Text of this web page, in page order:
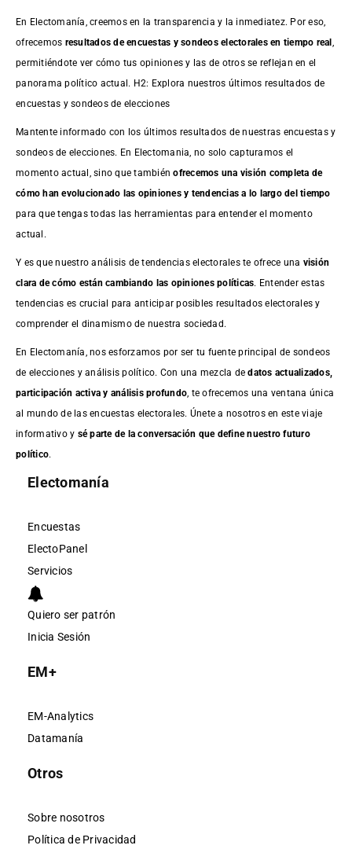
En Electomanía, creemos en la transparencia y la inmediatez. Por eso,
ofrecemos resultados deencuestas y sondeos electorales en tiempo real ,
permitiéndote ver cómo tus opiniones y las de otros se reflejan en el
panorama político actual. H2: Explora nuestros últimos resultados de
encuestas y sondeos de elecciones
Mantente informado con los últimos resultados de nuestras encuestasy
sondeos de elecciones. En Electomania, no solo capturamos el
momento actual, sino que tambiénofrecemos una visión completa de
cómo han evolucionado las opiniones y tendencias a lo largo del tiempo
para que tengas todas las herramientas para entender el momento
actual.
Y es que nuestro análisis de tendencias electorales te ofrece una visión
clara de cómo están cambiando las opiniones políticas. Entender estas
tendencias es crucial para anticipar posibles resultados electorales y
comprender el dinamismo de nuestra sociedad.
En Electomanía, nos esforzamos por ser tu fuente principal de sondeos
de elecciones y análisis político. Con una mezcla dedatos actualizados,
participación activa y análisis profundo, te ofrecemos una ventana única
al mundo de las encuestas electorales. Únete a nosotros en este viaje
informativo y sé parte de la conversación que define nuestro futuro
político.
Electomanía
Encuestas
ElectoPanel
Servicios
Quiero ser patrón
Inicia Sesión
EM+
EM-Analytics
Datamanía
Otros
Sobre nosotros
Política de Privacidad